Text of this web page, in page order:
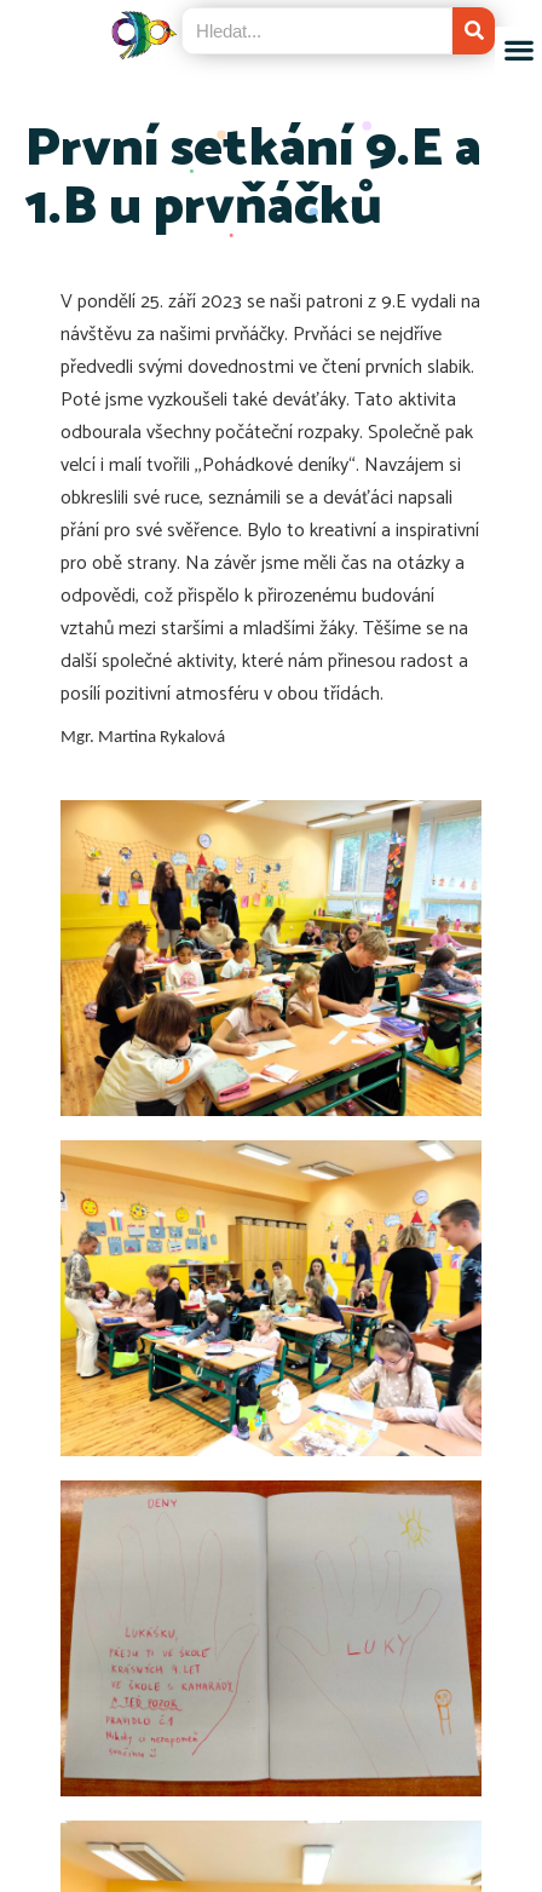
První setkání 9.E a
1.B u prvňáčků
V pondělí 25. září 2023 se naši patroni z 9.E vydali na
návštěvu za našimi prvňáčky. Prvňáci se nejdříve
předvedli svými dovednostmi ve čtení prvních slabik.
Poté jsme vyzkoušeli také deváťáky. Tato aktivita
odbourala všechny počáteční rozpaky. Společně pak
velcí i malí tvořili ,,Pohádkové deníky“. Navzájem si
obkreslili své ruce, seznámili se a deváťáci napsali
přání pro své svěřence. Bylo to kreativní a inspirativní
pro obě strany. Na závěr jsme měli čas na otázky a
odpovědi, což přispělo k přirozenému budování
vztahů mezi staršími a mladšími žáky. Těšíme se na
další společné aktivity, které nám přinesou radost a
posílí pozitivní atmosféru v obou třídách.
Mgr. Martina Rykalová